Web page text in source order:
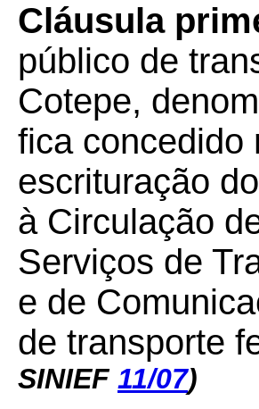
Cláusula
público de
Cotepe,
fica concedido
escrituração
à Circulação
Serviços de
e de
de transporte
SINIEF 11/07)